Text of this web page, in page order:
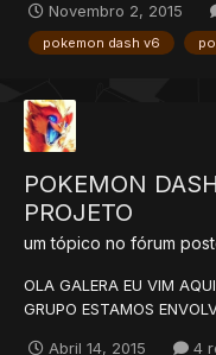
decidimos fazer um
deixarei umas print
Novembro 2, 2015
pokemon dash v6
POKEMON
PROJETO
um tópico no fórum
OLA GALERA EU VIM
GRUPO ESTAMOS
Abril 14, 2015 4